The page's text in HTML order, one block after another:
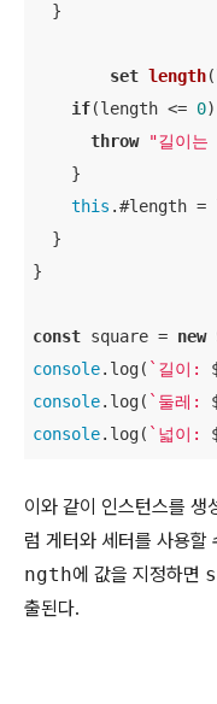
  }
set length(
if(length <= 0
throw
"길이
    }
this .#length =
  }
}
const square = new
console.log( `길이:
console.log( `둘레:
console.log( `넓이:
이와 같이 인스턴스를 생
럼 게터와 세터를 사용할
ngth에 값을 지정하면
출된다.